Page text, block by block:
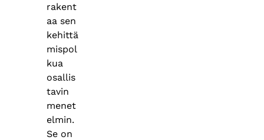
rakent
aa sen
kehittä
mispol
kua
osallis
tavin
menet
elmin.
Se on